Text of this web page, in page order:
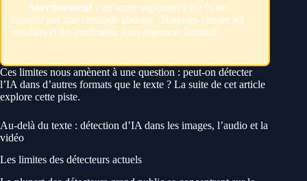
Avertissement : un score supérieur à 80 % ne
signifie pas une certitude absolue. Toujours croiser les
résultats et les confronter à un jugement humain.
Ces limites nous amènent à une question : peut-on détecter
l’IA dans d’autres formats que le texte ? La suite de cet article
explore cette piste.
Au-delà du texte : détection d’IA dans les images, l’audio et la
vidéo
Les limites des détecteurs actuels